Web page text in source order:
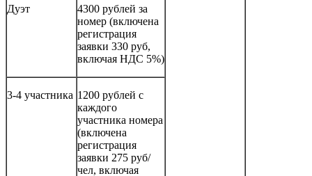
Дуэт
4300 рублей за
номер (включена
регистрация
заявки 330 руб,
включая НДС 5%)
3-4 участника 1200 рублей с
каждого
участника номера
(включена
регистрация
заявки 275 руб/
чел, включая